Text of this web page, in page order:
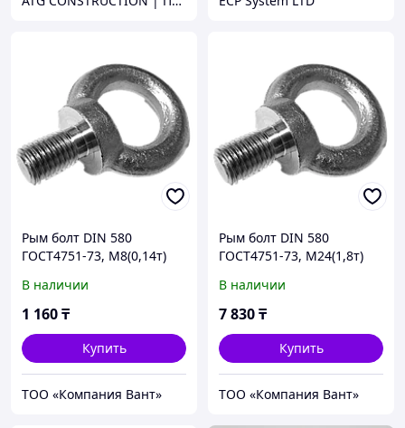
Рым болт DIN 580
ГОСТ4751-73, М8(0,14т)
В наличии
1 160₸
Купить
ТОО «Компания Вант»
Рым болт DIN 580
ГОСТ4751-73, М24(1,8т)
В наличии
7 830₸
Купить
ТОО «Компания Вант»